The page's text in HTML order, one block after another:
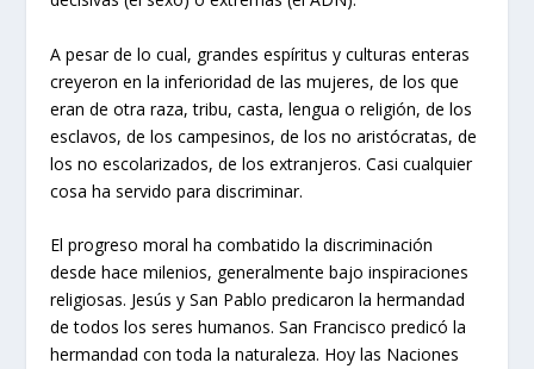
A pesar de lo cual, grandes espíritus y culturas enteras
creyeron en la inferioridad de las mujeres, de los que
eran de otra raza, tribu, casta, lengua o religión, de los
esclavos, de los campesinos, de los no aristócratas, de
los no escolarizados, de los extranjeros. Casi cualquier
cosa ha servido para discriminar.
El progreso moral ha combatido la discriminación
desde hace milenios, generalmente bajo inspiraciones
religiosas. Jesús y San Pablo predicaron la hermandad
de todos los seres humanos. San Francisco predicó la
hermandad con toda la naturaleza. Hoy las Naciones